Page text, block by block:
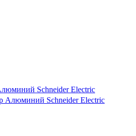
Schneider Electric